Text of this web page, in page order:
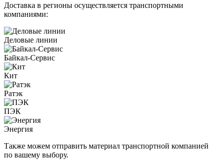
Доставка в регионы осуществляется транспортными
компаниями:
Деловые линии
Байкал-Сервис
Кит
Ратэк
ПЭК
Энергия
Также можем отправить материал транспортной компанией
по вашему выбору.